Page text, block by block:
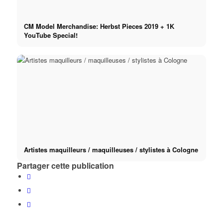
CM Model Merchandise: Herbst Pieces 2019 + 1K
YouTube Special!
Artistes maquilleurs / maquilleuses / stylistes à Cologne
Partager cette publication